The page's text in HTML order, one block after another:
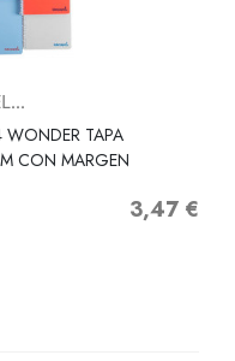
WONDER TAPA
CON MARGEN
Precio
3,47 €